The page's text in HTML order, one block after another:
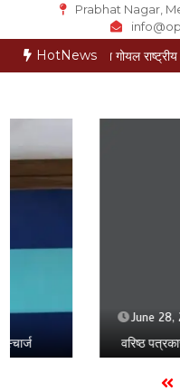
Prabhat Nagar,
HotNews
मुकेश गोयल राष्ट्रीय गौरव सम्मान से
June 28, 2026 1 min
वरिष्ठ पत्रकार मुकेश गोयल